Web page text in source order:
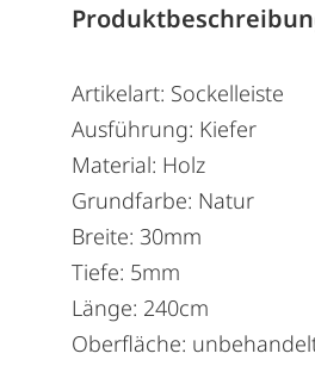
Artikelart: Sockelleiste
Ausführung: Kiefer
Material: Holz
Grundfarbe: Natur
Breite: 30mm
Tiefe: 5mm
Länge: 240cm
Oberfläche: